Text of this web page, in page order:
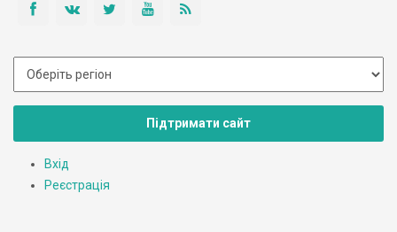
Підтримати сайт
Вхід
Реєстрація